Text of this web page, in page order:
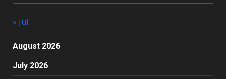
« Jul
August 2026
July 2026